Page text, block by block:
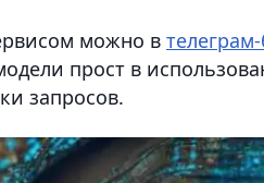
можно в
прост в
запросов.